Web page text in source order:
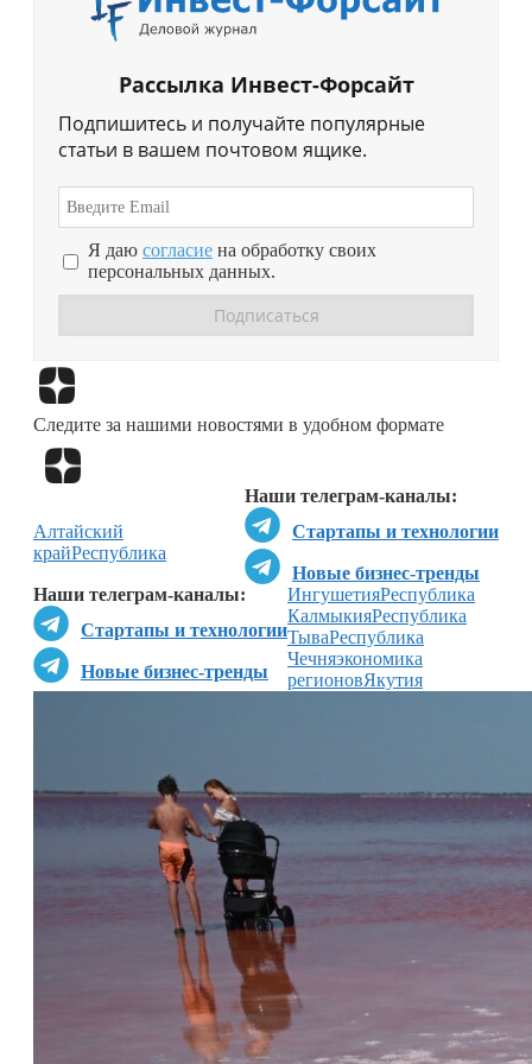
Рассылка Инвест-Форсайт
Подпишитесь и получайте популярные
статьи в вашем почтовом ящике.
Я даю согласие на обработку своих
персональных данных.
Следите за нашими новостями в удобном формате
Наши телеграм-каналы:
Стартапы и технологии
Новые бизнес-тренды
Наши телеграм-каналы:
Стартапы и технологии
Новые бизнес-тренды
Алтайский
крайРеспублика
ИнгушетияРеспублика
КалмыкияРеспублика
ТываРеспублика
Чечняэкономика
регионовЯкутия